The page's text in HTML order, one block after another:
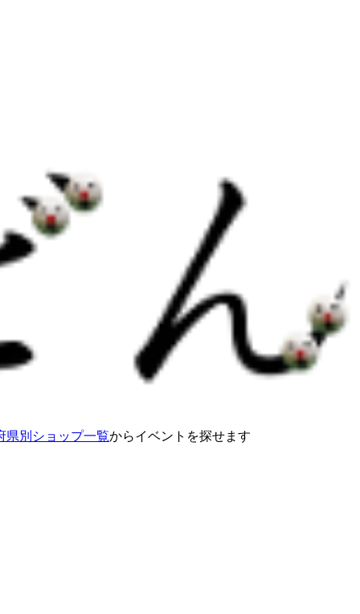
県別ショップ一覧からイベントを探せます